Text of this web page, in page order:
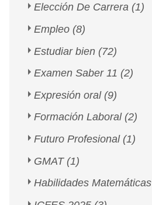
Elección De Carrera (1)
Empleo (8)
Estudiar bien (72)
Examen Saber 11 (2)
Expresión oral (9)
Formación Laboral (2)
Futuro Profesional (1)
GMAT (1)
Habilidades Matemáticas